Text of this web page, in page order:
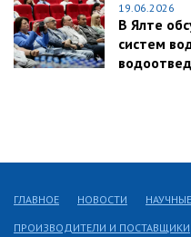
19.06.2026
В Ялте
систем
ГЛАВНОЕ НОВОСТИ
ПРОИЗВОДИТЕЛИ И ПОСТАВЩИКИ